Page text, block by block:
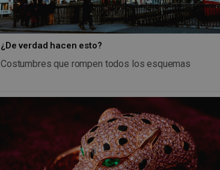
¿De verdad hacen esto?
Costumbres que rompen todos los esquemas